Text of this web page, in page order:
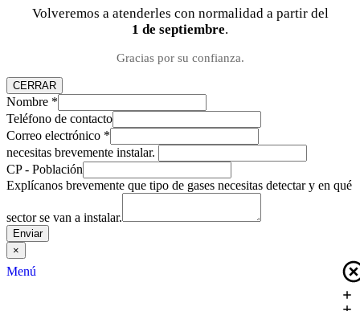
Volveremos a atenderles con normalidad a partir del
1 de septiembre.
Gracias por su confianza.
CERRAR
Nombre *
Teléfono de contacto
Correo electrónico *
necesitas brevemente instalar.
CP - Población
Explícanos brevemente que tipo de gases necesitas detectar y en qué
sector se van a instalar.
Enviar
×
Menú